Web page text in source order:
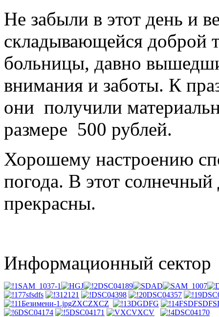
Не забыли в этот день и
складывающейся доброй
больницы, давно
внимания и заботы. К
они получили
размере 500 рублей.
Хорошему настроению
погода. В этот
прекрасны.
Информационный